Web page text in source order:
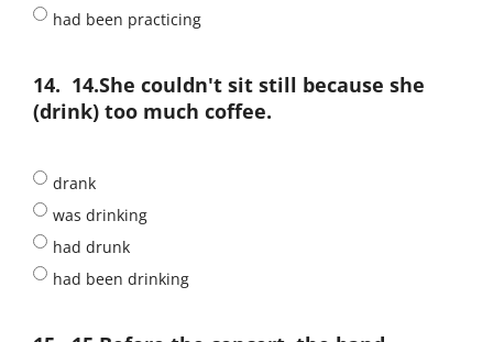
had been practicing
14. 14.She couldn't sit still because she
(drink) too much coffee.
drank
was drinking
had drunk
had been drinking